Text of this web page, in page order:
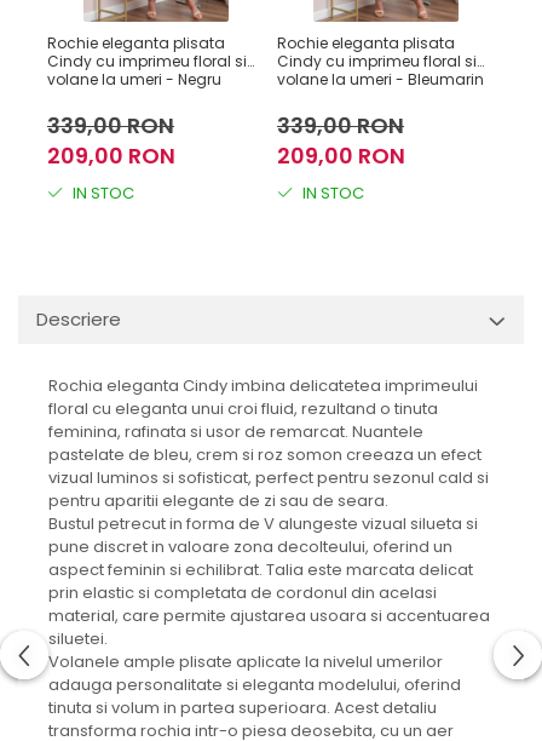
Rochie eleganta plisata
Cindy cu imprimeu floral si
volane la umeri - Negru
339,00 RON
209,00 RON
IN STOC
Rochie eleganta plisata
Cindy cu imprimeu floral si
volane la umeri - Bleumarin
339,00 RON
209,00 RON
IN STOC
Descriere
Rochia eleganta Cindy imbina delicatetea imprimeului
floral cu eleganta unui croi fluid, rezultand o tinuta
feminina, rafinata si usor de remarcat. Nuantele
pastelate de bleu, crem si roz somon creeaza un efect
vizual luminos si sofisticat, perfect pentru sezonul cald si
pentru aparitii elegante de zi sau de seara.
Bustul petrecut in forma de V alungeste vizual silueta si
pune discret in valoare zona decolteului, oferind un
aspect feminin si echilibrat. Talia este marcata delicat
prin elastic si completata de cordonul din acelasi
material, care permite ajustarea usoara si accentuarea
siluetei.
Volanele ample plisate aplicate la nivelul umerilor
adauga personalitate si eleganta modelului, oferind
tinuta si volum in partea superioara. Acest detaliu
transforma rochia intr-o piesa deosebita, cu un aer